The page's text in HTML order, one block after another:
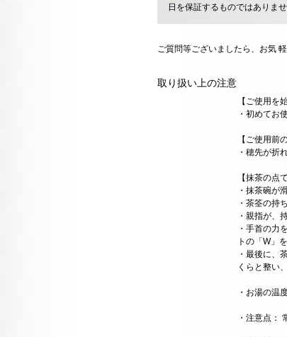
日を保証するものではありま
ご質問等ございましたら、お気
取り扱い上の注意
【ご使用を
・初めてお
【ご使用前
・穂先が折
【抹茶の点
・抹茶碗が
・茶筌の持
・親指が、
・手首の力
トの「W」
・最後に、
くらと整い
・お湯の温
85℃前
・注意点：